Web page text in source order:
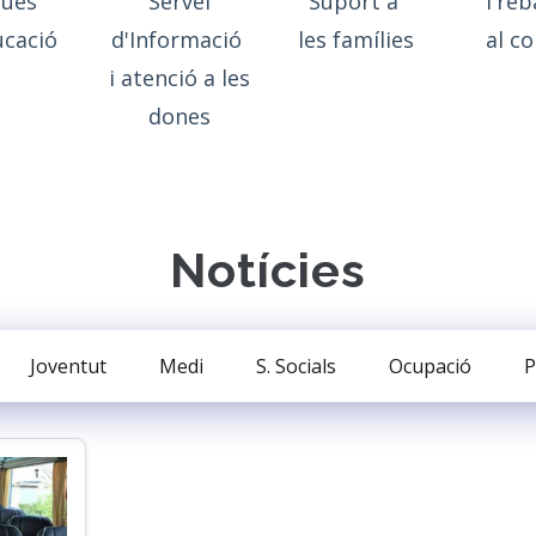
d'Informació
i atenció a les
dones
les famílies
al
Notícies
Joventut Medi S. Socials Ocupació